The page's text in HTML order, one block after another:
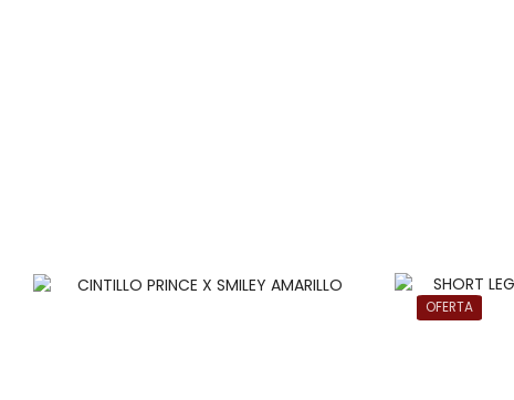
OFERTA